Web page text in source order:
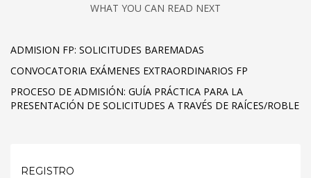
WHAT YOU CAN READ NEXT
ADMISION FP: SOLICITUDES BAREMADAS
CONVOCATORIA EXÁMENES EXTRAORDINARIOS FP
PROCESO DE ADMISIÓN: GUÍA PRÁCTICA PARA LA
PRESENTACIÓN DE SOLICITUDES A TRAVÉS DE RAÍCES/ROBLE
REGISTRO